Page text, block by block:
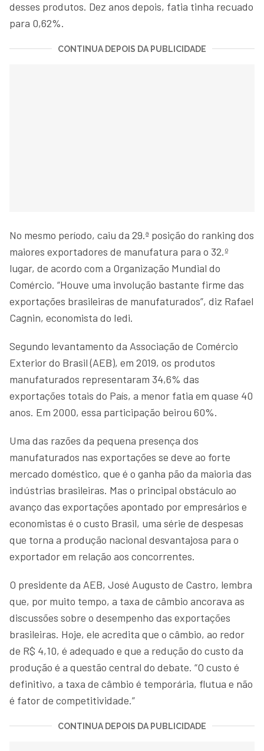
desses produtos. Dez anos depois, fatia tinha recuado
para 0,62%.
CONTINUA DEPOIS DA PUBLICIDADE
No mesmo período, caiu da 29.ª posição do ranking dos
maiores exportadores de manufatura para o 32.º
lugar, de acordo com a Organização Mundial do
Comércio. “Houve uma involução bastante firme das
exportações brasileiras de manufaturados”, diz Rafael
Cagnin, economista do Iedi.
Segundo levantamento da Associação de Comércio
Exterior do Brasil (AEB), em 2019, os produtos
manufaturados representaram 34,6% das
exportações totais do País, a menor fatia em quase 40
anos. Em 2000, essa participação beirou 60%.
Uma das razões da pequena presença dos
manufaturados nas exportações se deve ao forte
mercado doméstico, que é o ganha pão da maioria das
indústrias brasileiras. Mas o principal obstáculo ao
avanço das exportações apontado por empresários e
economistas é o custo Brasil, uma série de despesas
que torna a produção nacional desvantajosa para o
exportador em relação aos concorrentes.
O presidente da AEB, José Augusto de Castro, lembra
que, por muito tempo, a taxa de câmbio ancorava as
discussões sobre o desempenho das exportações
brasileiras. Hoje, ele acredita que o câmbio, ao redor
de R$ 4,10, é adequado e que a redução do custo da
produção é a questão central do debate. “O custo é
definitivo, a taxa de câmbio é temporária, flutua e não
é fator de competitividade.”
CONTINUA DEPOIS DA PUBLICIDADE